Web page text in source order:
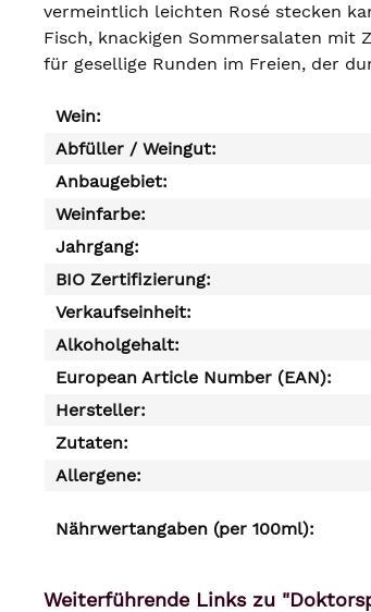
vermeintlich leichten Rosé stecken
Fisch, knackigen Sommersalaten mit
für gesellige Runden im Freien, der
Wein:
Abfüller / Weingut:
Anbaugebiet:
Weinfarbe:
Jahrgang:
BIO Zertifizierung:
Verkaufseinheit:
Alkoholgehalt:
European Article Number (EAN):
Hersteller:
Zutaten:
Allergene:
Nährwertangaben (per 100ml):
Weiterführende Links zu